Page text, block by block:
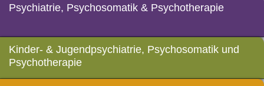
Psychiatrie, Psychosomatik & Psychotherapie
Kinder- & Jugendpsychiatrie, Psychosomatik und
Psychotherapie